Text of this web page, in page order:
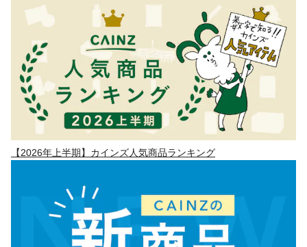
【2026年上半期】カインズ人気商品ランキング